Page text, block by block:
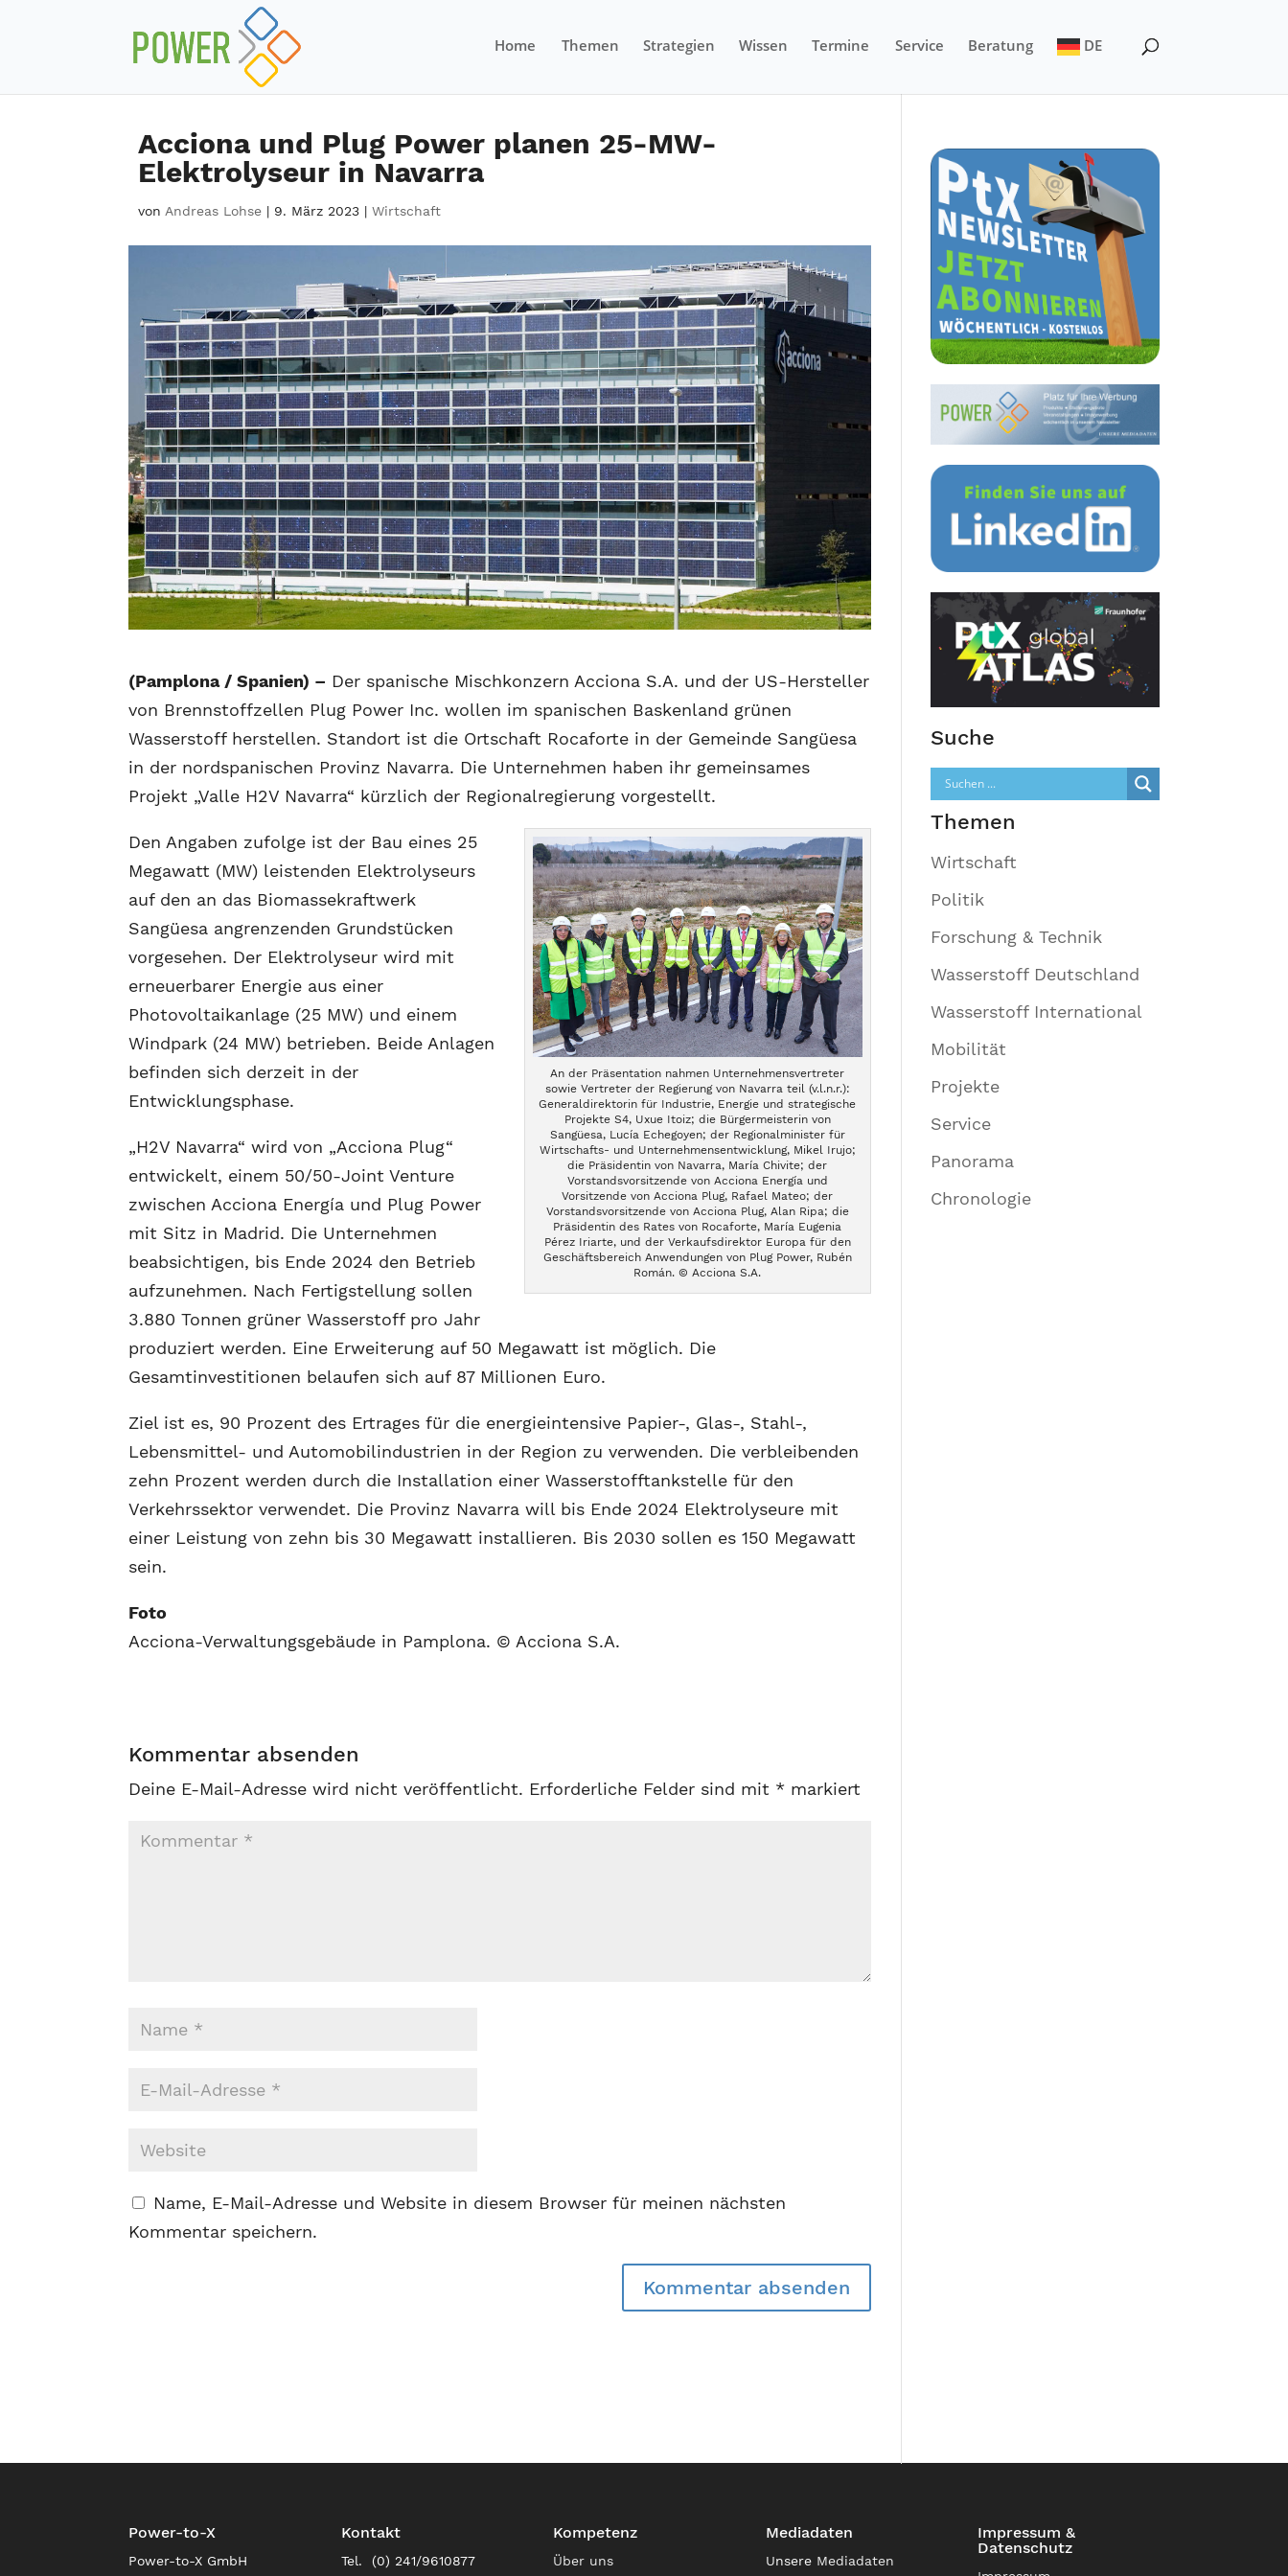
Home Themen Strategien Wissen Termine Service Beratung DE
Acciona und Plug Power planen 25-MW-
Elektrolyseur in Navarra
von Andreas Lohse | 9. März 2023 |Wirtschaft
(Pamplona / Spanien) – Der spanische Mischkonzern Acciona S.A. und der US-Hersteller
von Brennstoffzellen Plug Power Inc. wollen im spanischen Baskenland grünen
Wasserstoff herstellen. Standort ist die Ortschaft Rocaforte in der Gemeinde Sangüesa
in der nordspanischen Provinz Navarra. Die Unternehmen haben ihr gemeinsames
Projekt „Valle H2V Navarra“ kürzlich der Regionalregierung vorgestellt.
An der Präsentation nahmen Unternehmensvertreter
sowie Vertreter der Regierung von Navarra teil (v.l.n.r.):
Generaldirektorin für Industrie, Energie und strategische
Projekte S4, Uxue Itoiz; die Bürgermeisterin von
Sangüesa, Lucía Echegoyen; der Regionalminister für
Wirtschafts- und Unternehmensentwicklung, Mikel Irujo;
die Präsidentin von Navarra, María Chivite; der
Vorstandsvorsitzende von Acciona Energía und
Vorsitzende von Acciona Plug, Rafael Mateo; der
Vorstandsvorsitzende von Acciona Plug, Alan Ripa; die
Präsidentin des Rates von Rocaforte, María Eugenia
Pérez Iriarte, und der Verkaufsdirektor Europa für den
Geschäftsbereich Anwendungen von Plug Power, Rubén
Román. © Acciona S.A.
Den Angaben zufolge ist der Bau eines 25
Megawatt (MW) leistenden Elektrolyseurs
auf den an das Biomassekraftwerk
Sangüesa angrenzenden Grundstücken
vorgesehen. Der Elektrolyseur wird mit
erneuerbarer Energie aus einer
Photovoltaikanlage (25 MW) und einem
Windpark (24 MW) betrieben. Beide Anlagen
befinden sich derzeit in der
Entwicklungsphase.
„H2V Navarra“ wird von „Acciona Plug“
entwickelt, einem 50/50-Joint Venture
zwischen Acciona Energía und Plug Power
mit Sitz in Madrid. Die Unternehmen
beabsichtigen, bis Ende 2024 den Betrieb
aufzunehmen. Nach Fertigstellung sollen
3.880 Tonnen grüner Wasserstoff pro Jahr
produziert werden. Eine Erweiterung auf 50 Megawatt ist möglich. Die
Gesamtinvestitionen belaufen sich auf 87 Millionen Euro.
Ziel ist es, 90 Prozent des Ertrages für die energieintensive Papier-, Glas-, Stahl-,
Lebensmittel- und Automobilindustrien in der Region zu verwenden. Die verbleibenden
zehn Prozent werden durch die Installation einer Wasserstofftankstelle für den
Verkehrssektor verwendet. Die Provinz Navarra will bis Ende 2024 Elektrolyseure mit
einer Leistung von zehn bis 30 Megawatt installieren. Bis 2030 sollen es 150 Megawatt
sein.
Foto
Acciona-Verwaltungsgebäude in Pamplona. © Acciona S.A.
Kommentar absenden
Deine E-Mail-Adresse wird nicht veröffentlicht. Erforderliche Felder sind mit * markiert
Name, E-Mail-Adresse und Website in diesem Browser für meinen nächsten
Kommentar speichern.
Suche
Themen
Wirtschaft
Politik
Forschung & Technik
Wasserstoff Deutschland
Wasserstoff International
Mobilität
Projekte
Service
Panorama
Chronologie
Power-to-X
Power-to-X GmbH
Kontakt
Tel. (0) 241/9610877
Kompetenz
Über uns
Mediadaten
Unsere Mediadaten
Impressum &
Datenschutz